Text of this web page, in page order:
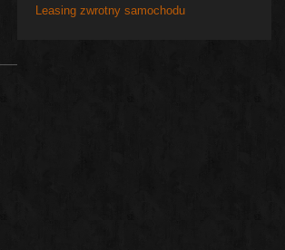
Leasing zwrotny samochodu